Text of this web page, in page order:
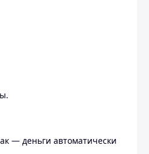
— деньги автоматически